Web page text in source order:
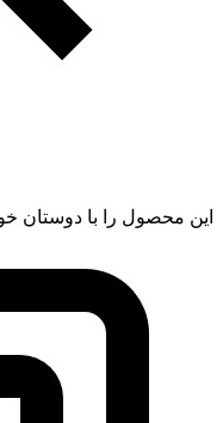
این محصول را با دوستان